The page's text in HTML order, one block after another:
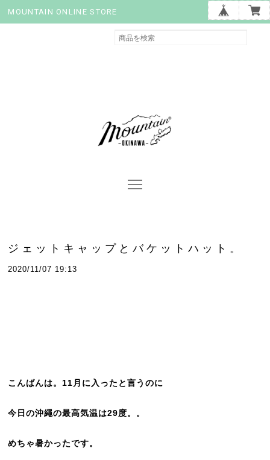
MOUNTAIN ONLINE STORE
ジェットキャップとバケットハット。
2020/11/07 19:13
こんばんは。11月に入ったと言うのに
今日の沖繩の最高気温は29度。。
めちゃ暑かったです。